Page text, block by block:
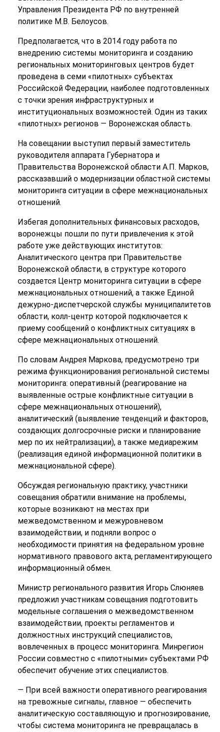
Управления Президента РФ по внутренней
политике М.В. Белоусов.
Предполагается, что в 2014 году работа по
внедрению системы мониторинга и созданию
региональных мониторинговых центров будет
проведена в семи «пилотных» субъектах
Российской Федерации, наиболее подготовленных
с точки зрения инфраструктурных и
институциональных возможностей. Один из таких
«пилотных» регионов — Воронежская область.
На совещании выступил первый заместитель
руководителя аппарата Губернатора и
Правительства Воронежской области А.П. Марков,
рассказавший о модернизации областной системы
мониторинга ситуации в сфере межнациональных
отношений.
Избегая дополнительных финансовых расходов,
воронежцы пошли по пути привлечения к этой
работе уже действующих институтов:
Аналитического центра при Правительстве
Воронежской области, в структуре которого
создается Центр мониторинга ситуации в сфере
межнациональных отношений, а также Единой
дежурно-диспетчерской службы муниципалитетов
области, колл-центр которой подключается к
приему сообщений о конфликтных ситуациях в
сфере межнациональных отношений.
По словам Андрея Маркова, предусмотрено три
режима функционирования региональной системы
мониторинга: оперативный (реагирование на
выявленные острые конфликтные ситуации в
сфере межнациональных отношений),
аналитический (выявление тенденций и факторов,
создающих долгосрочные риски и планирование
мер по их нейтрализации), а также медиарежим
(реализация единой информационной политики в
межнациональной сфере).
Обсуждая региональную практику, участники
совещания обратили внимание на проблемы,
которые возникают на местах при
межведомственном и межуровневом
взаимодействии, и подняли вопрос о
необходимости принятия на федеральном уровне
нормативного правового акта, регламентирующего
информационный обмен.
Министр регионального развития Игорь Слюняев
предложил участникам совещания подготовить
модельные соглашения о межведомственном
взаимодействии, проекты регламентов и
должностных инструкций специалистов,
вовлеченных в процесс мониторинга. Минрегион
России совместно с «пилотными» субъектами РФ
обеспечит обучение этих специалистов.
— При всей важности оперативного реагирования
на тревожные сигналы, главное — обеспечить
аналитическую составляющую и прогнозирование,
чтобы система мониторинга не превращалась в